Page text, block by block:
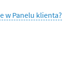
w Panelu klienta?